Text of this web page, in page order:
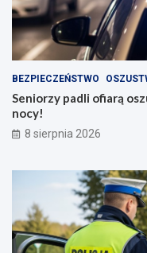
BEZPIECZEŃSTWO
Seniorzy padli ofiarą
nocy!
8 sierpnia 2026